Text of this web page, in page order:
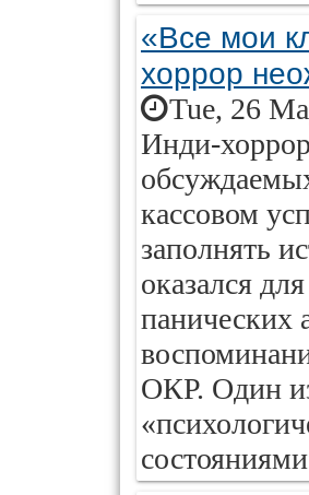
«Все мои
хоррор
Tue, 26
Инди-
кассовом
заполнять
оказался
панических
ОКР. Один